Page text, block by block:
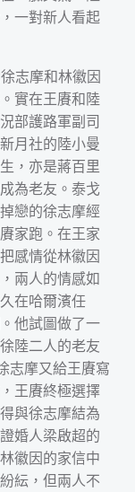
一對新人看起
志摩和林徽因
實在王賡和陸
部護路軍副司
月社的陸小曼
，亦是蔣百里
為老友。泰戈
戀的徐志摩經
家跑。在王家
感情從林徽因
兩人的情感如
在哈爾濱任
他試圖做了一
陸二人的老友
志摩又給王賡寫
王賡終極選擇
與徐志摩結為
婚人梁啟超的
徽因的家信中
紜，但兩人不